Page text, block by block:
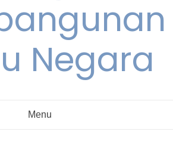
Negara
Menu